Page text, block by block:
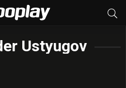
Ustyugov